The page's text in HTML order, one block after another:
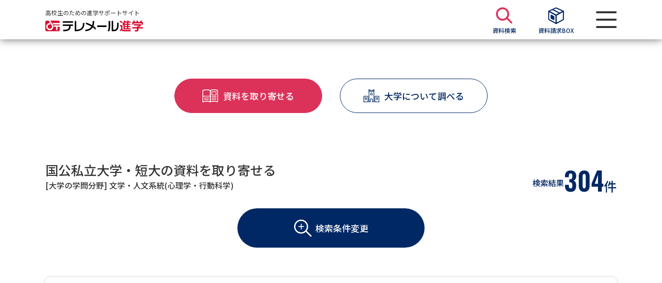
高校生のための進学サポートサイト
資料検索 資料請求BOX
大学・短大の資料種類から請求
専門学校の資料請求 大学院の資料請求
大学入学共通テスト「受験案内」の請求
大学入学共通テスト「受験上の配慮案内」の請求
資料を取り寄せる 大学について調べる
国公私立大学・短大の資料を取り寄せる
[大学の学問分野] 文学・人文系統(心理学・行動科学) 検索結果304件
検索条件変更